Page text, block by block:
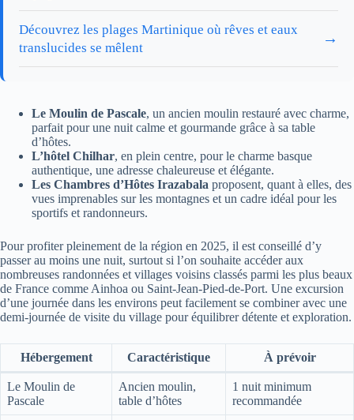
Découvrez les plages Martinique où rêves et eaux
translucides se mêlent
→
Le Moulin de Pascale, un ancien moulin restauré avec charme,
parfait pour une nuit calme et gourmande grâce à sa table
d’hôtes.
L’hôtel Chilhar, en plein centre, pour le charme basque
authentique, une adresse chaleureuse et élégante.
Les Chambres d’Hôtes Irazabala proposent, quant à elles, des
vues imprenables sur les montagnes et un cadre idéal pour les
sportifs et randonneurs.
Pour profiter pleinement de la région en 2025, il est conseillé d’y
passer au moins une nuit, surtout si l’on souhaite accéder aux
nombreuses randonnées et villages voisins classés parmi les plus beaux
de France comme Ainhoa ou Saint-Jean-Pied-de-Port. Une excursion
d’une journée dans les environs peut facilement se combiner avec une
demi-journée de visite du village pour équilibrer détente et exploration.
Hébergement Caractéristique À prévoir
Le Moulin de
Pascale
Ancien moulin,
table d’hôtes
1 nuit minimum
recommandée